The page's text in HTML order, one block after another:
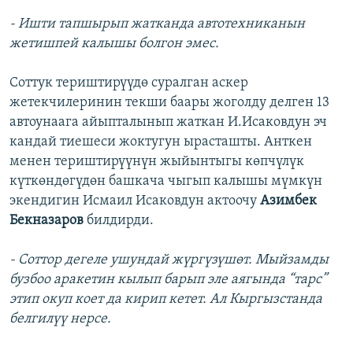
- Ишти тапшырып жатканда автотехниканын
жетишпей калышы болгон эмес.
Соттук териштирүүдө суралган аскер
жетекчилеринин текши баары жоголду делген 13
автоунаага айыпталынып жаткан И.Исаковдун эч
кандай тиешеси жоктугун ырасташты. Анткен
менен териштирүүнүн жыйынтыгы көпчүлүк
күткөндөгүдөн башкача чыгып калышы мүмкүн
экендигин Исмаил Исаковдун актоочу Азимбек
Бекназаров билдирди.
- Соттор дегеле ушундай жүргүзүшөт. Мыйзамды
бузбоо аракетин кылып барып эле аягында “тарс”
этип окуп коет да кирип кетет. Ал Кыргызстанда
белгилүү нерсе.